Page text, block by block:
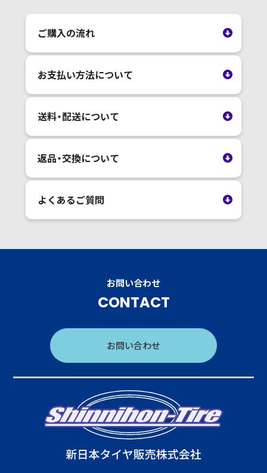
ご購入の流れ
お支払い方法について
送料・配送について
返品・交換について
よくあるご質問
お問い合わせ
CONTACT
お問い合わせ